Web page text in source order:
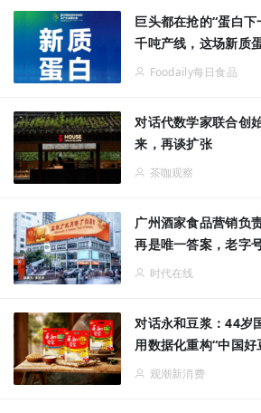
巨头都在抢的“蛋白
千吨产线，这场新质
Foodaily每日食品
对话代数学家联合创
来，再谈扩张
茶咖观察
广州酒家食品营销负
再是唯一答案，老字
时代在线
对话永和豆浆：44岁
用数据化重构“中国好
观潮新消费